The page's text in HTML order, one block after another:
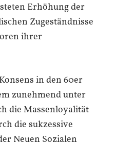
Erhöhung der
Zugeständnisse
ihrer
in den 60er
zunehmend unter
die Massenloyalität
die sukzessive
Neuen Sozialen